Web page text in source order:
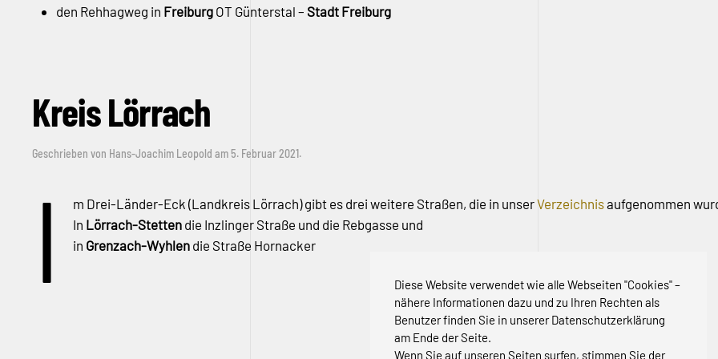
Diese Website verwendet wie alle Webseiten "Cookies" –
nähere Informationen dazu und zu Ihren Rechten als
Benutzer finden Sie in unserer Datenschutzerklärung
am Ende der Seite.
Wenn Sie auf unseren Seiten surfen, stimmen Sie der
den Rehhagweg in Freiburg OT Günterstal – Stadt Freiburg
Kreis Lörrach
Geschrieben von Hans-Joachim Leopold am 5. Februar 2021.
I m Drei-Länder-Eck (Landkreis Lörrach) gibt es drei weitere Straßen, die in unserVerzeichnisaufgenommen
In Lörrach-Stetten die Inzlinger Straße und die Rebgasse und
in Grenzach-Wyhlen die Straße Hornacker